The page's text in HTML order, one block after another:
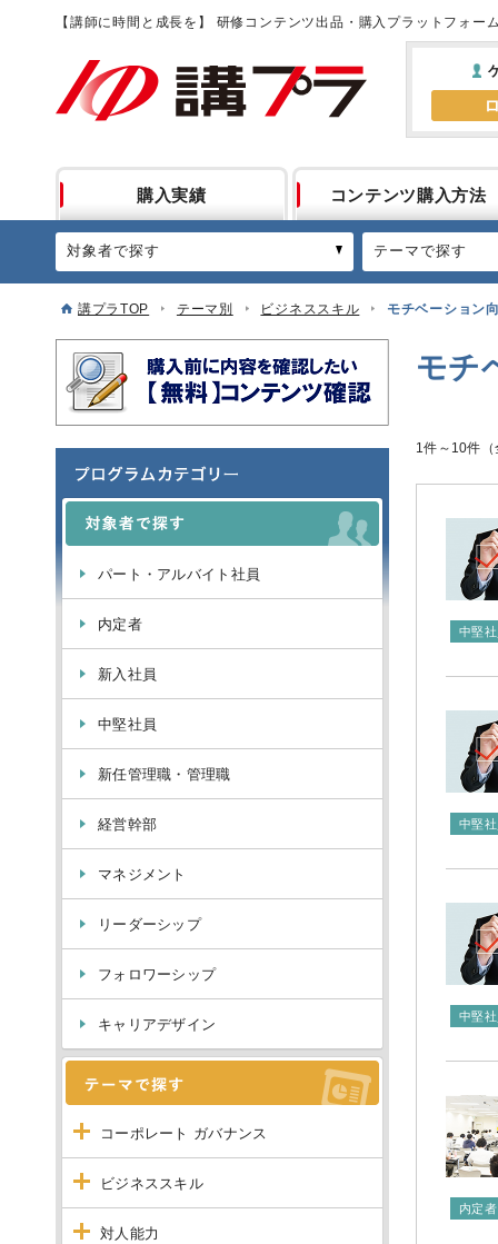
【講師に時間と成長を】 研修コンテンツ出品・購入プラットフォー
購入実績 コンテンツ購入方法
対象者で探す テーマで探す
講プラTOP テーマ別 ビジネススキル モチベーション
パート・アルバイト社員
内定者
新入社員
中堅社員
新任管理職・管理職
経営幹部
マネジメント
リーダーシップ
フォロワーシップ
キャリアデザイン
コーポレート ガバナンス
ビジネススキル
対人能力
モチ
1件～10件
中堅
中堅
中堅
内定者